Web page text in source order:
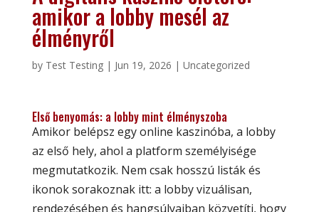
amikor a lobby mesél az
élményről
by Test Testing| Jun 19, 2026 | Uncategorized
Első benyomás: a lobby mint élményszoba
Amikor belépsz egy online kaszinóba, a lobby
az első hely, ahol a platform személyisége
megmutatkozik. Nem csak hosszú listák és
ikonok sorakoznak itt: a lobby vizuálisan,
rendezésében és hangsúlyaiban közvetíti, hogy